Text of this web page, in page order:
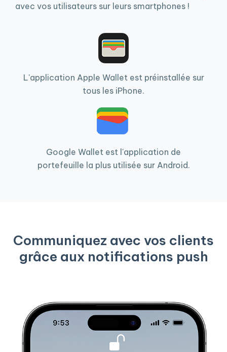
avec vos utilisateurs sur leurs smartphones !
L'application Apple Wallet est préinstallée sur
tous les iPhone.
Google Wallet est l'application de
portefeuille la plus utilisée sur Android.
Communiquez avec vos clients
grâce aux notifications push